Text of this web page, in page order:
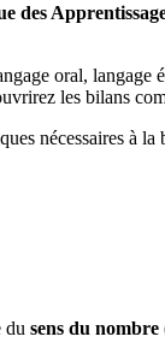
des
oral,
les bilans
nécessaires à
du sens du nombre